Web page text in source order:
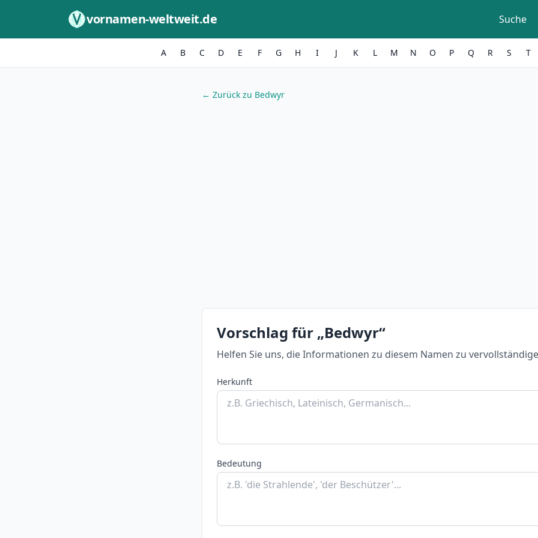
vornamen-weltweit.de Suche
A B C D E F G H I J K L M N O P Q R S T
← Zurück zu Bedwyr
Vorschlag für „Bedwyr“
Helfen Sie uns, die Informationen zu diesem Namen zu
Herkunft
Bedeutung